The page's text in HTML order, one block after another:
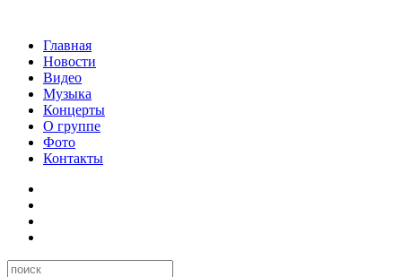
Главная
Новости
Видео
Музыка
Концерты
О группе
Фото
Контакты